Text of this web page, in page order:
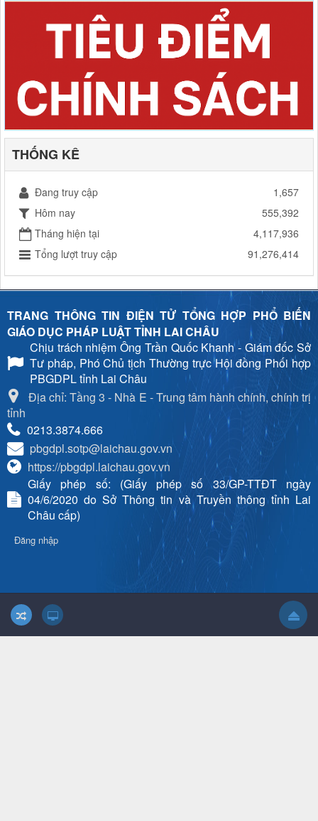
THỐNG KÊ
Đang truy cập
1,657
Hôm nay
555,392
Tháng hiện tại
4,117,936
Tổng lượt truy cập
91,276,414
TRANG THÔNG TIN ĐIỆN TỬ TỔNG HỢP PHỔ BIẾN
GIÁO DỤC PHÁP LUẬT TỈNH LAI CHÂU
Chịu trách nhiệmÔng Trần Quốc Khanh - Giám đốc Sở
Tư pháp, Phó Chủ tịch Thường trực Hội đồng Phối hợp
PBGDPL tỉnh Lai Châu
Địa chỉ: Tầng 3 - Nhà E - Trung tâm hành chính, chính trị
tỉnh
0213.3874.666
pbgdpl.sotp@laichau.gov.vn
https://pbgdpl.laichau.gov.vn
Giấy phép số: (Giấy phép số 33/GP-TTĐT ngày
04/6/2020 do Sở Thông tin và Truyền thông tỉnh Lai
Châu cấp)
Đăng nhập